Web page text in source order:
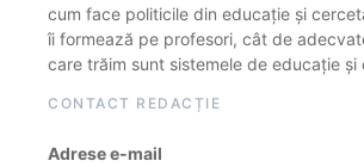
cum face politicile din educație și
îi formează pe profesori, cât de
care trăim sunt sistemele de educație și
CONTACT REDACȚIE
Adrese e-mail